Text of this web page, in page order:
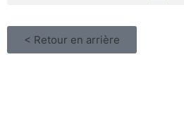
< Retour en arrière